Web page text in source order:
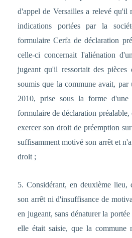
d'appel de Versailles a relevé qu'il
indications portées par la
formulaire Cerfa de déclaration
celle-ci concernait l'aliénation
jugeant qu'il ressortait des
soumis que la commune avait,
2010, prise sous la forme
formulaire de déclaration préalable,
exercer son droit de préemption
suffisamment motivé son arrêt et
droit ;
5. Considérant, en deuxième lieu,
son arrêt ni d'insuffisance de
en jugeant, sans dénaturer la
elle était saisie, que la commune